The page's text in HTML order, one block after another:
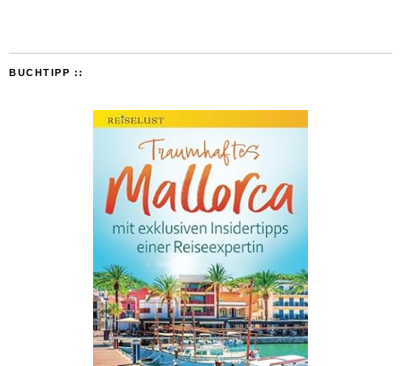
BUCHTIPP ::